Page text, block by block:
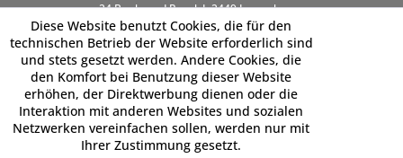
24 Boulevard Royal, L-2449 Luxembourg
Diese Website benutzt Cookies, die für den
technischen Betrieb der Website erforderlich sind
und stets gesetzt werden. Andere Cookies, die
den Komfort bei Benutzung dieser Website
erhöhen, der Direktwerbung dienen oder die
Interaktion mit anderen Websites und sozialen
Netzwerken vereinfachen sollen, werden nur mit
Ihrer Zustimmung gesetzt.